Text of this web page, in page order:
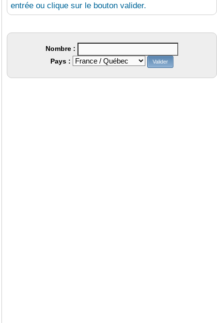
entrée ou clique sur le bouton valider.
Nombre :
Pays :
Valider